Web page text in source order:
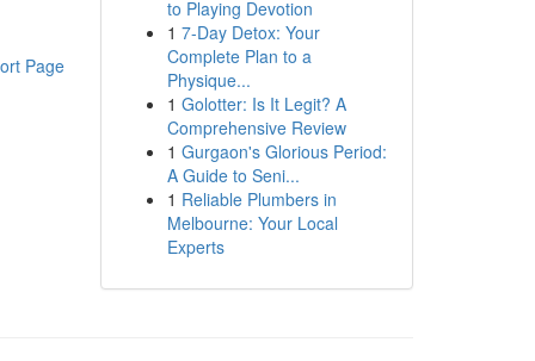
Page
to Playing Devotion
1 7-Day Detox: Your
Complete Plan to a
Physique...
1 Golotter: Is It Legit? A
Comprehensive Review
1 Gurgaon's Glorious Period:
A Guide to Seni...
1 Reliable Plumbers in
Melbourne: Your Local
Experts